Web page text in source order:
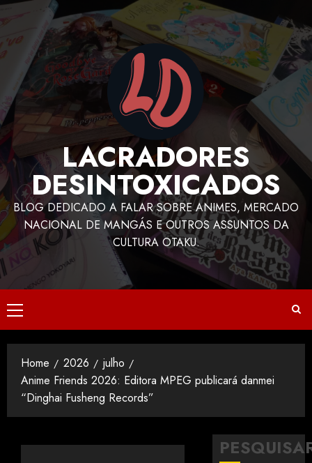
LACRADORES
DESINTOXICADOS
BLOG DEDICADO A FALAR SOBRE ANIMES, MERCADO
NACIONAL DE MANGÁS E OUTROS ASSUNTOS DA
CULTURA OTAKU.
Home 2026
julho
Anime Friends 2026: Editora MPEG publicará danmei
“Dinghai Fusheng Records”